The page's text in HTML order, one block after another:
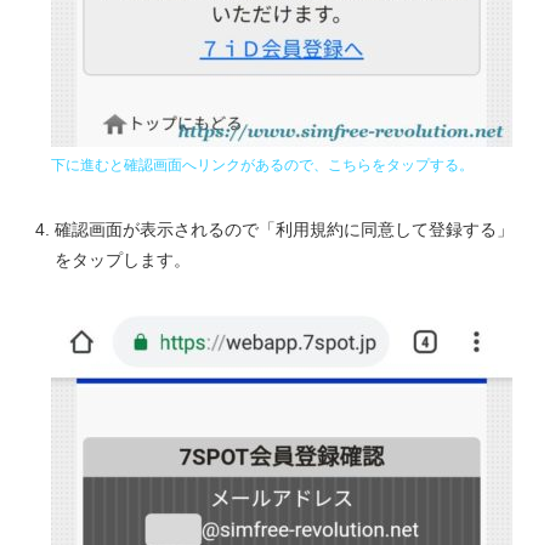
下に進むと確認画面へリンクがあるので、こちらをタップする。
確認画面が表示されるので「利用規約に同意して登録する」
をタップします。